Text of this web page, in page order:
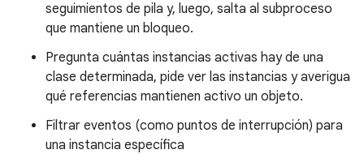
seguimientos de pila y, luego, salta al subproceso
que mantiene un bloqueo.
Pregunta cuántas instancias activas hay de una
clase determinada, pide ver las instancias y averigua
qué referencias mantienen activo un objeto.
Filtrar eventos (como puntos de interrupción) para
una instancia específica